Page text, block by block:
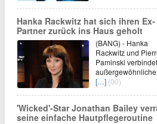
Hanka Rackwitz hat sich ihren Ex-
Partner zurück ins Haus geholt
(BANG) - Hanka
Rackwitz und
Paminski
außergewöhnliche
[…] (00)
'Wicked'-Star Jonathan Bailey
seine einfache Hautpflegeroutine